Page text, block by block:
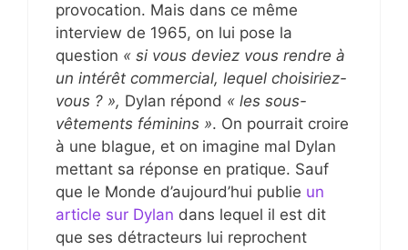
provocation. Mais dans ce même
interview de 1965, on lui pose la
question « si vous deviez vous rendre à
un intérêt commercial, lequel choisiriez-
vous ? », Dylan répond « les sous-
vêtements féminins ». On pourrait croire
à une blague, et on imagine mal Dylan
mettant sa réponse en pratique. Sauf
que le Monde d’aujourd’hui publie un
article sur Dylan dans lequel il est dit
que ses détracteurs lui reprochent